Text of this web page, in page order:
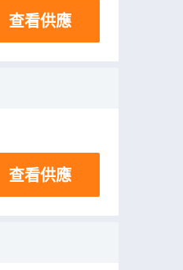
查看供應
查看供應